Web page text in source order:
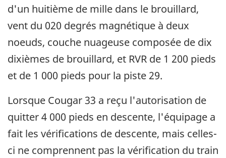
d'un huitième de mille dans le brouillard,
vent du 020 degrés magnétique à deux
noeuds, couche nuageuse composée de dix
dixièmes de brouillard, et RVR de 1 200 pieds
et de 1 000 pieds pour la piste 29.
Lorsque Cougar 33 a reçu l'autorisation de
quitter 4 000 pieds en descente, l'équipage a
fait les vérifications de descente, mais celles-
ci ne comprennent pas la vérification du train